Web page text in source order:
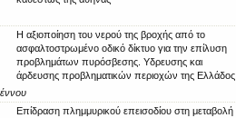
Η αξιοποίηση του νερού της βροχής από το
ασφαλτοστρωμένο οδικό δίκτυο για την επίλυση
προβλημάτων πυρόσβεσης. Υδρευσης και
άρδευσης προβληματικών περιοχών της Ελλάδος
Επίδραση πλημμυρικού επεισοδίου στη μεταβολή